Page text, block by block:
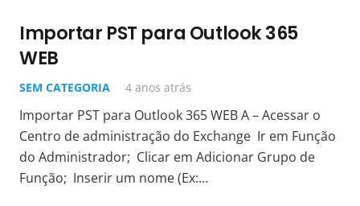
Importar PST para Outlook 365
WEB
SEM CATEGORIA 4 anos atrás
Importar PST para Outlook 365 WEB A – Acessar o
Centro de administração do Exchange Ir em Função
do Administrador; Clicar em Adicionar Grupo de
Função; Inserir um nome (Ex:…